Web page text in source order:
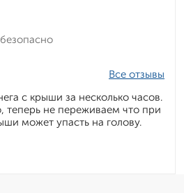
Все отзывы
с крыши за несколько часов.
теперь не переживаем что при
может упасть на голову.